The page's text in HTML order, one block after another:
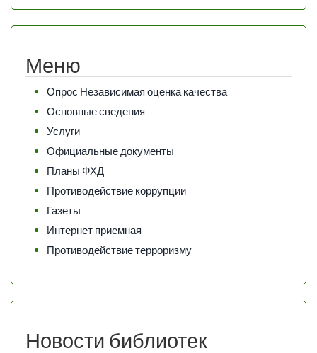
Меню
Опрос Независимая оценка качества
Основные сведения
Услуги
Официальные документы
Планы ФХД
Противодействие коррупции
Газеты
Интернет приемная
Противодействие терроризму
Новости библиотек